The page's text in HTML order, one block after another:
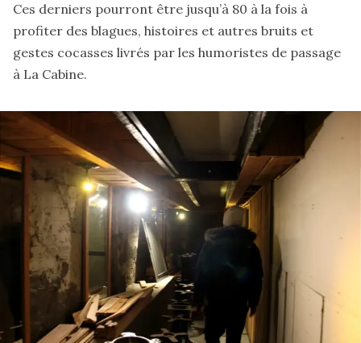
Ces derniers pourront être jusqu’à 80 à la fois à
profiter des blagues, histoires et autres bruits et
gestes cocasses livrés par les humoristes de passage
à La Cabine.